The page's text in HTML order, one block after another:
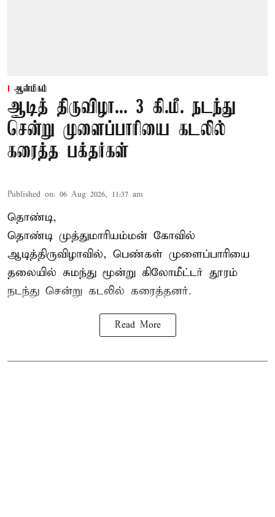
ஆன்மிகம்
ஆடித் திருவிழா... 3 கி.மீ. நடந்து
சென்று முளைப்பாரியை கடலில்
கரைத்த பக்தர்கள்
Published on: 06 Aug 2026, 11:37 am
தொண்டி,
தொண்டி முத்துமாரியம்மன் கோவில்
ஆடித்திருவிழாவில், பெண்கள் முளைப்பாரியை
தலையில் சுமந்து மூன்று கிலோமீட்டர் தூரம்
நடந்து சென்று கடலில் கரைத்தனர்.
Read More